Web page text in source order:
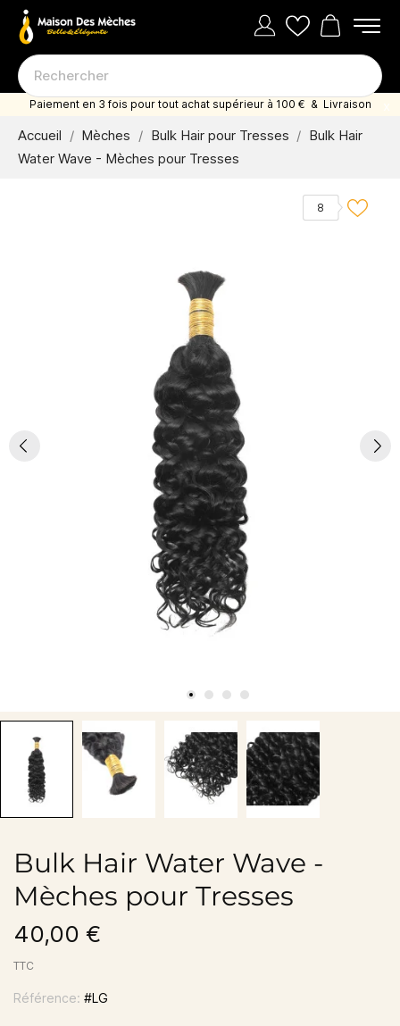
Paiement en 3 fois pour tout achat supérieur à 100 € & Livraison
offerte dès 35 euro d'achat
Accueil Mèches Bulk Hair pour Tresses
Bulk Hair
Water Wave - Mèches pour Tresses
8
Bulk Hair Water Wave -
Mèches pour Tresses
40,00 €
TTC
Référence: #LG